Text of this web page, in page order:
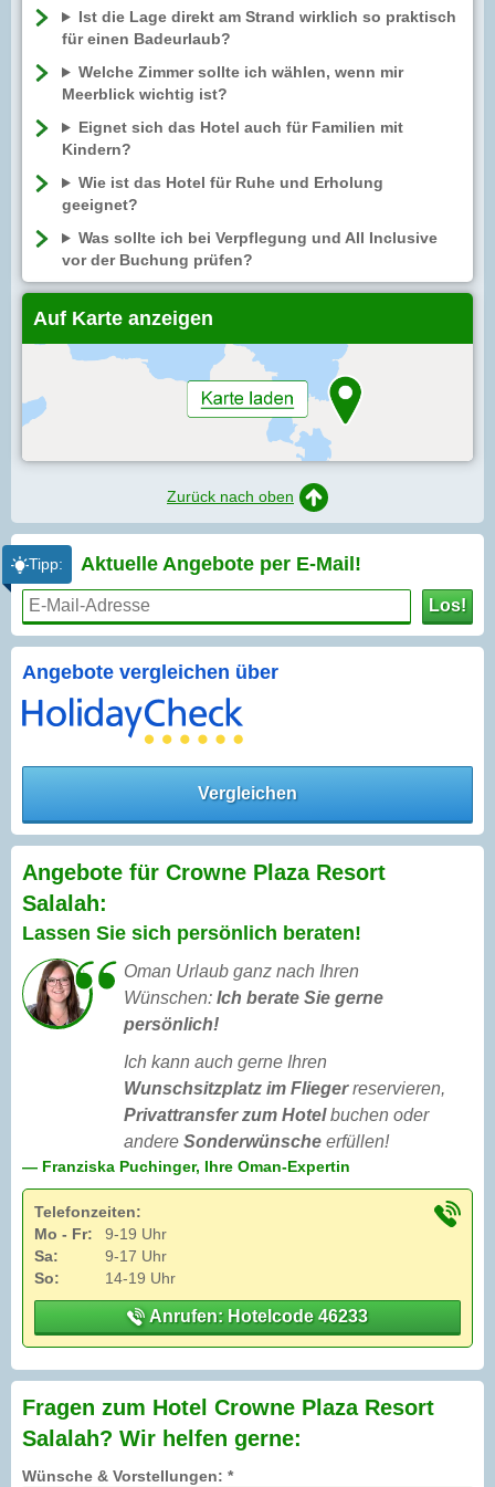
Ist die Lage direkt am Strand wirklich so praktisch
für einen Badeurlaub?
Welche Zimmer sollte ich wählen, wenn mir
Meerblick wichtig ist?
Eignet sich das Hotel auch für Familien mit
Kindern?
Wie ist das Hotel für Ruhe und Erholung
geeignet?
Was sollte ich bei Verpflegung und All Inclusive
vor der Buchung prüfen?
Auf Karte anzeigen
Zurück nach oben
Tipp: Aktuelle Angebote per E-Mail!
Los!
Angebote vergleichen über
Vergleichen
Angebote für Crowne Plaza Resort
Salalah:
Lassen Sie sich persönlich beraten!
Oman Urlaub ganz nach Ihren
Wünschen: Ich berate Sie gerne
persönlich!
Ich kann auch gerne Ihren
Wunschsitzplatz im Fliegerreservieren,
Privattransfer zum Hotelbuchen oder
andere Sonderwünsche erfüllen!
— Franziska Puchinger, Ihre Oman-Expertin
Telefonzeiten:
Mo - Fr:
9-19 Uhr
Sa:
9-17 Uhr
So:
14-19 Uhr
Anrufen: Hotelcode 46233
Fragen zum Hotel Crowne Plaza Resort
Salalah? Wir helfen gerne:
Wünsche & Vorstellungen: *